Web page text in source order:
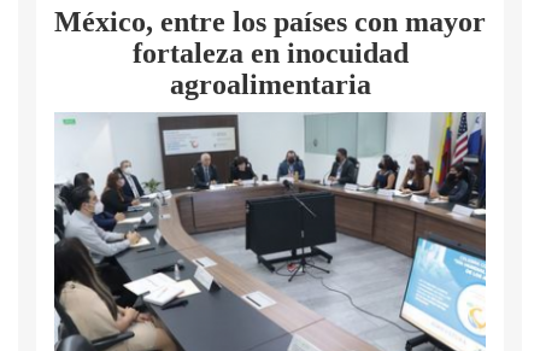
México, entre los países con mayor
fortaleza en inocuidad
agroalimentaria